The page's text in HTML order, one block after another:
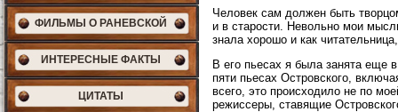
ФИЛЬМЫ О РАНЕВСКОЙ
ИНТЕРЕСНЫЕ ФАКТЫ
ЦИТАТЫ
Человек сам должен быть
и в старости. Невольно мои
знала хорошо и как
В его пьесах я была занята еще
пяти пьесах Островского,
всего, это происходило не по
режиссеры, ставящие